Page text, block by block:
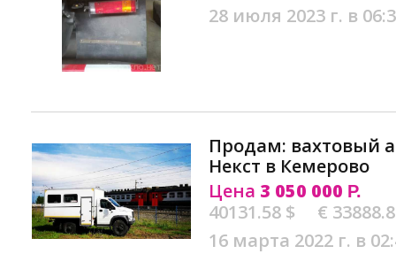
28 июля 2023 г. в
Продам: вахтовый
Некст в Кемерово
Цена 3 050 000 Р.
40131.58 $
€
16 марта 2022 г. в